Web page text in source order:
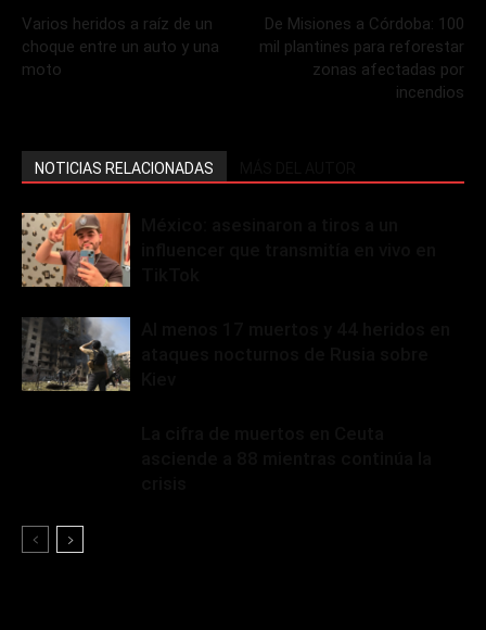
Varios heridos a raíz de un
choque entre un auto y una
moto
De Misiones a Córdoba: 100
mil plantines para reforestar
zonas afectadas por
incendios
NOTICIAS RELACIONADAS